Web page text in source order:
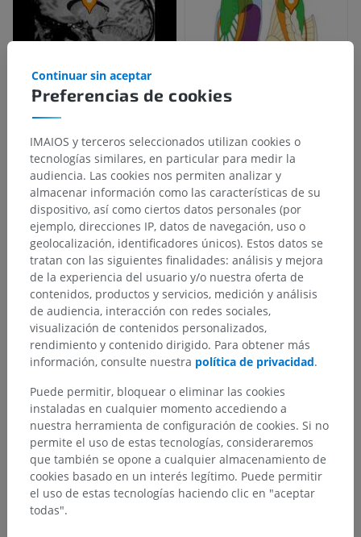
Jerarquía anatómica
Preferencias de cookies
Continuar sin aceptar
IMAIOS y terceros seleccionados utilizan cookies o
tecnologías similares, en particular para medir la
audiencia. Las cookies nos permiten analizar y
almacenar información como las características de su
dispositivo, así como ciertos datos personales (por
ejemplo, direcciones IP, datos de navegación, uso o
geolocalización, identificadores únicos). Estos datos se
tratan con las siguientes finalidades: análisis y mejora
de la experiencia del usuario y/o nuestra oferta de
contenidos, productos y servicios, medición y análisis
de audiencia, interacción con redes sociales,
visualización de contenidos personalizados,
rendimiento y contenido dirigido. Para obtener más
información, consulte nuestra política de privacidad.
Puede permitir, bloquear o eliminar las cookies
instaladas en cualquier momento accediendo a
nuestra herramienta de configuración de cookies. Si no
permite el uso de estas tecnologías, consideraremos
que también se opone a cualquier almacenamiento de
cookies basado en un interés legítimo. Puede permitir
el uso de estas tecnologías haciendo clic en "aceptar
todas".